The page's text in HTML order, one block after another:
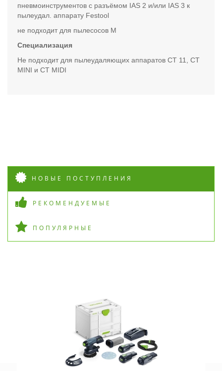
пневмоинструментов с разъёмом IAS 2 и/или IAS 3 к
пылеудал. аппарату Festool
не подходит для пылесосов M
Специализация
Не подходит для пылеудаляющих аппаратов CT 11, CT
MINI и CT MIDI
НОВЫЕ ПОСТУПЛЕНИЯ
РЕКОМЕНДУЕМЫЕ
ПОПУЛЯРНЫЕ